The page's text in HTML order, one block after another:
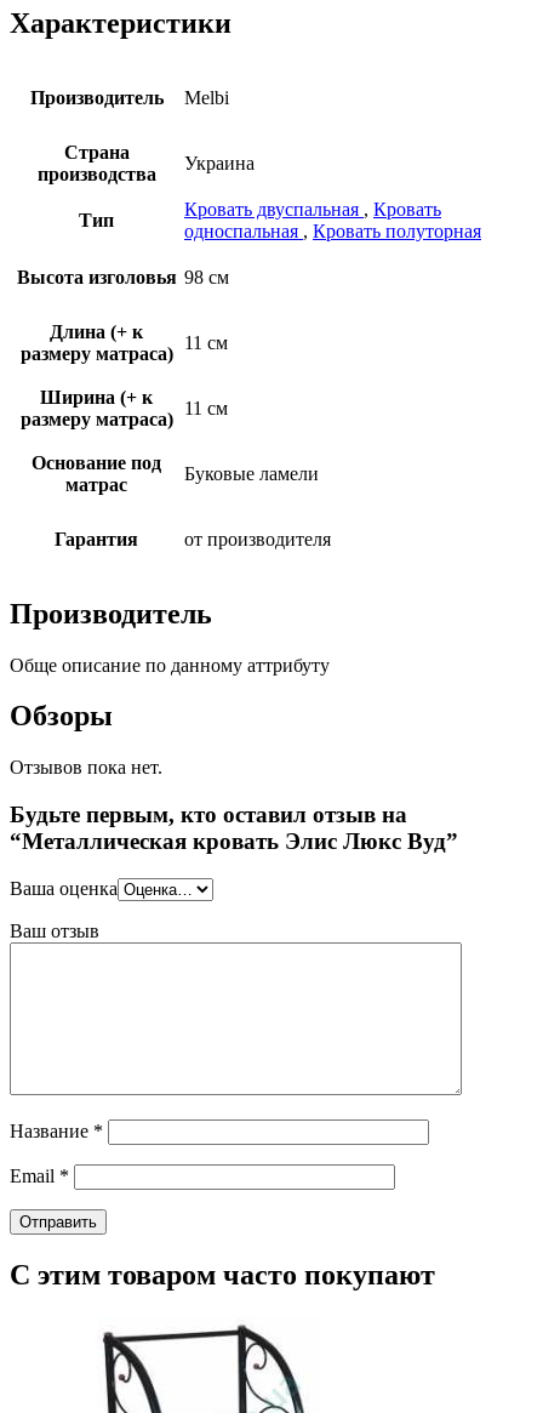
Характеристики
Производитель Melbi
Страна
производства
Украина
Тип
Кровать двуспальная , Кровать
односпальная , Кровать полуторная
Высота изголовья 98 см
Длина (+ к
размеру матраса)
11 см
Ширина (+ к
размеру матраса)
11 см
Основание под
матрас
Буковые ламели
Гарантия от производителя
Производитель
Обще описание по данному аттрибуту
Обзоры
Отзывов пока нет.
Будьте первым, кто оставил отзыв на
“Металлическая кровать Элис Люкс Вуд”
Ваша оценка
Ваш отзыв
Название *
Email *
С этим товаром часто покупают